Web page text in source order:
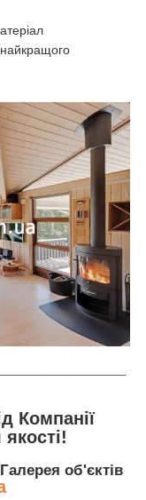
Компанії
об'єктів